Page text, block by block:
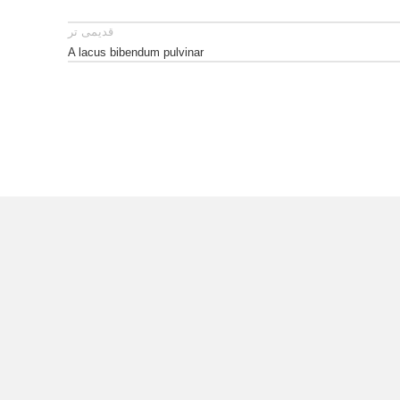
قدیمی تر
A lacus bibendum pulvinar